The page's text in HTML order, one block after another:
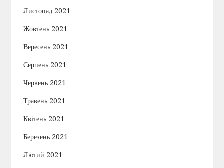
Листопад 2021
Жовтень 2021
Вересень 2021
Серпень 2021
Червень 2021
Травень 2021
Квітень 2021
Березень 2021
Лютий 2021